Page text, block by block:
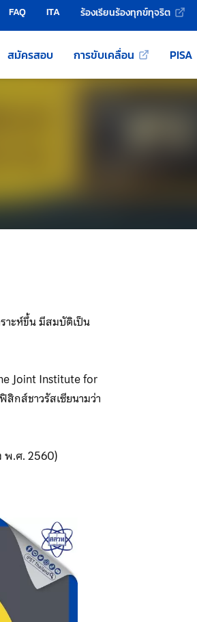
FAQ ITA ร้องเรียนร้องทุกข์ทุจริต
สมัครสอบ การขับเคลื่อน PISA
าะห์ขึ้น มีสมบัติเป็น
Joint Institute for
กส์ชาวรัสเซียนามว่า
พ.ศ. 2560)